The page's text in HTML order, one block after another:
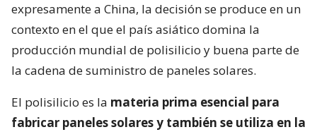
expresamente a China, la decisión se produce en un
contexto en el que el país asiático domina la
producción mundial de polisilicio y buena parte de
la cadena de suministro de paneles solares.
El polisilicio es la materia prima esencial para
fabricar paneles solares y también se utiliza en la